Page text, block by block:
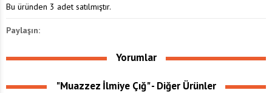
Bu üründen 3 adet satılmıştır.
Paylaşın:
Yorumlar
"Muazzez İlmiye Çığ" - Diğer Ürünler